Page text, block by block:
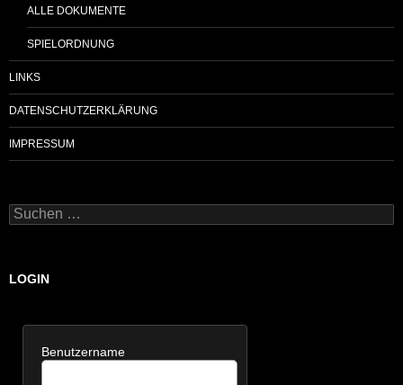
ALLE DOKUMENTE
SPIELORDNUNG
LINKS
DATENSCHUTZERKLÄRUNG
IMPRESSUM
Suchen
nach:
LOGIN
Benutzername